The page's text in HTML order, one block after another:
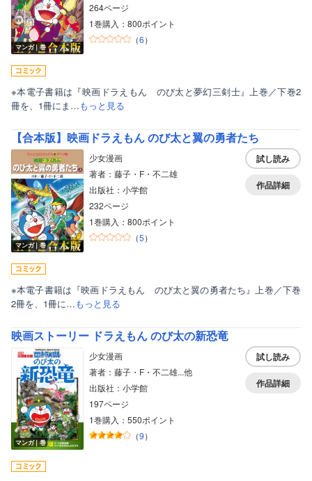
マンガ｜巻
264ページ
1巻購入：800ポイント
（6）
※本電子書籍は『映画ドラえもん のび太と夢幻三剣士』上巻／下巻2
冊を、1冊にま…もっと見る
【合本版】映画ドラえもん のび太と翼の勇者たち
マンガ｜巻
少女漫画
著者：藤子・F・不二雄
出版社：小学館
232ページ
1巻購入：800ポイント
（5）
試し読み
作品詳細
※本電子書籍は『映画ドラえもん のび太と翼の勇者たち』上巻／下巻
2冊を、1冊に…もっと見る
映画ストーリー ドラえもん のび太の新恐竜
マンガ｜巻
少女漫画
著者：藤子・F・不二雄...他
出版社：小学館
197ページ
1巻購入：550ポイント
（9）
試し読み
作品詳細